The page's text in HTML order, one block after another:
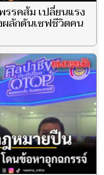
รรคส้ม เปลี่ยนแรง
ผลักดันเซฟชีวิตคน